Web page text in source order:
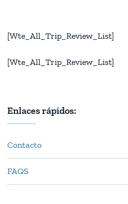
[Wte_All_Trip_Review_List]
[Wte_All_Trip_Review_List]
Enlaces rápidos:
Contacto
FAQS